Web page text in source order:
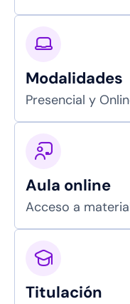
Modalidades
Presencial y
Aula online
Acceso a
Titulación